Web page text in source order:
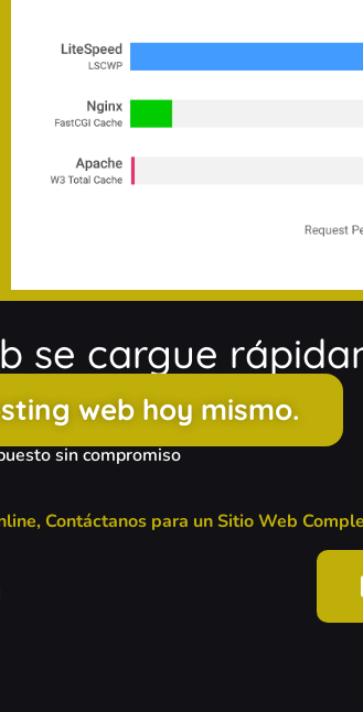
se cargue
web hoy mismo.
sin compromiso
Contáctanos para un Sitio Web